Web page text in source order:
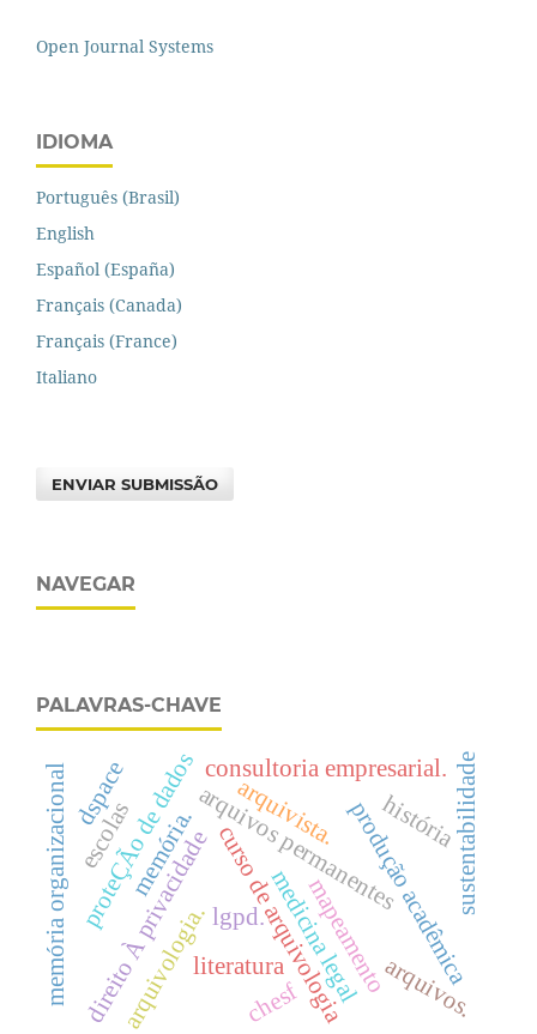
Open Journal Systems
IDIOMA
Português (Brasil)
English
Español (España)
Français (Canada)
Français (France)
Italiano
ENVIAR SUBMISSÃO
NAVEGAR
PALAVRAS-CHAVE
curso de arquivologia
arquivos permanentes
proteÇÃo de dados
direito À privacidadelgpd.
consultoria empresarial.
memória organizacional produção acadêmica
mapeamento
literatura
arquivista.
arquivologia.
memória.
escolas sustentabilidade
medicina legal arquivos.
chesf
história
dspace